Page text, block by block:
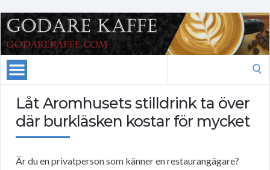
Låt Aromhusets stilldrink ta över
där burkläsken kostar för mycket
Är du en privatperson som känner en restaurangägare?